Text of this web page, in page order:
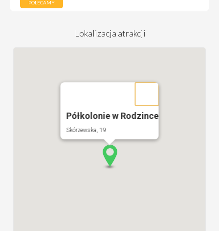
POLECAMY
Lokalizacja atrakcji
Półkolonie w Rodzince
Skórzewska, 19